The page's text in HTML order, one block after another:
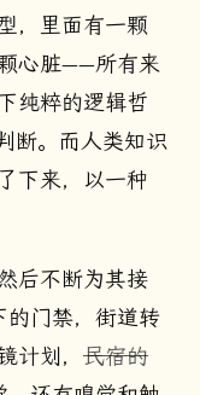
，里面有一颗
心脏——所有来
纯粹的逻辑哲
断。而人类知识
下来，以一种
后不断为其接
门禁，街道转
划， 民宿的